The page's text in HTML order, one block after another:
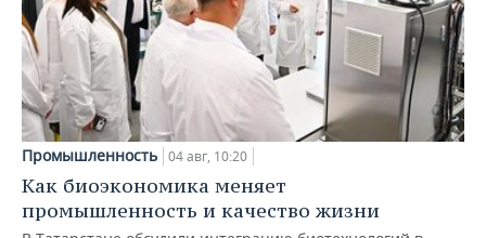
Промышленность 04 авг, 10:20
Как биоэкономика меняет
промышленность и качество жизни